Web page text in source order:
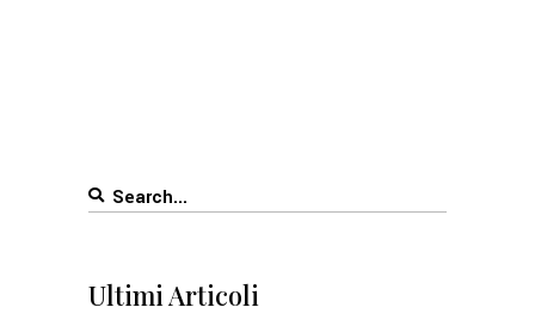
Search
Ultimi Articoli